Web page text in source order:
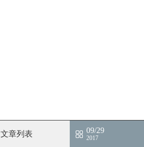
文章列表 09/29
2017